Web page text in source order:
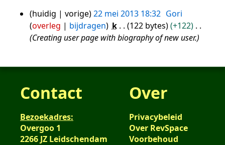
22
mei
2013
huidig vorige 22 mei 2013 18:32 Gori
overleg
bijdragen k 122 bytes
+122
Creating user page with biography of new user.
Contact
Bezoekadres:
Overgoo 1
2266 JZ Leidschendam
Over
Privacybeleid
Over RevSpace
Voorbehoud